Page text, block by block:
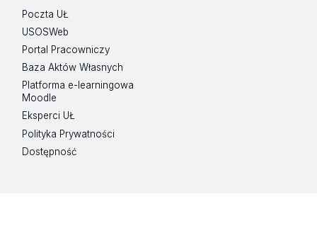
Poczta UŁ
USOSWeb
Portal Pracowniczy
Baza Aktów Własnych
Platforma e-learningowa
Moodle
Eksperci UŁ
Polityka Prywatności
Dostępność